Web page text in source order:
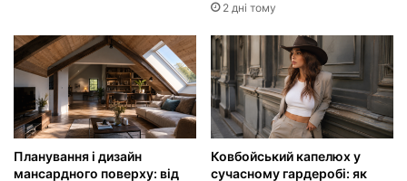
2 дні тому
Планування і дизайн
мансардного поверху: від
Ковбойський капелюх у
сучасному гардеробі: як